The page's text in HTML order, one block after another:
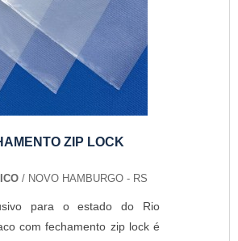
ZIP LOCK
/ NOVO HAMBURGO - RS
para o estado do Rio
com fechamento zip lock é